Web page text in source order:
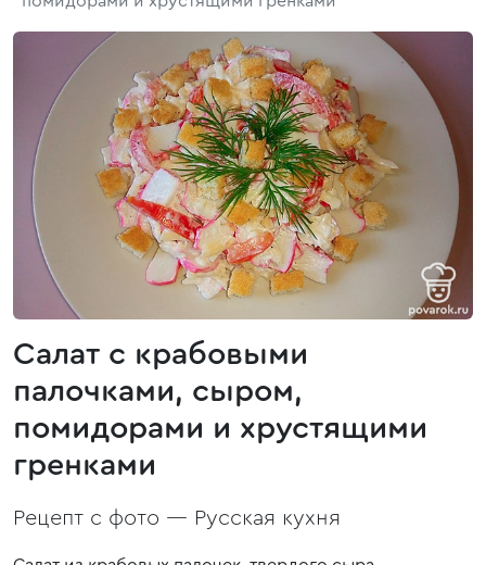
Салат с крабовыми
палочками, сыром,
помидорами и хрустящими
гренками
Рецепт с фото — Русская кухня